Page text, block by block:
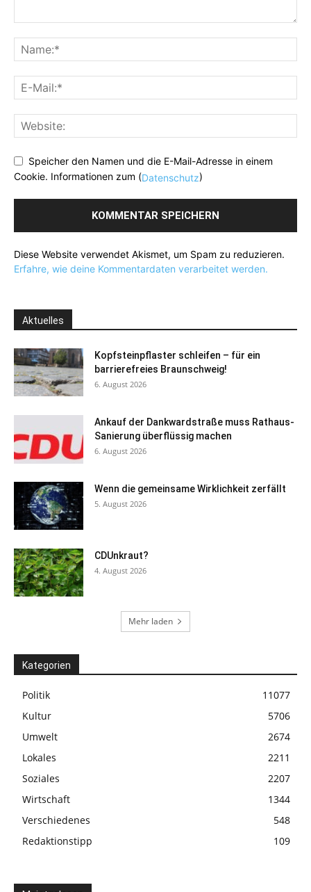
Speicher den Namen und die E-Mail-Adresse in einem
Cookie. Informationen zum (Datenschutz)
Diese Website verwendet Akismet, um Spam zu reduzieren.
Erfahre, wie deine Kommentardaten verarbeitet werden.
Aktuelles
Kopfsteinpflaster schleifen – für ein
barrierefreies Braunschweig!
6. August 2026
Ankauf der Dankwardstraße muss Rathaus-
Sanierung überflüssig machen
6. August 2026
Wenn die gemeinsame Wirklichkeit zerfällt
5. August 2026
CDUnkraut?
4. August 2026
Mehr laden
Kategorien
Politik
11077
Kultur
5706
Umwelt
2674
Lokales
2211
Soziales
2207
Wirtschaft
1344
Verschiedenes
548
Redaktionstipp
109